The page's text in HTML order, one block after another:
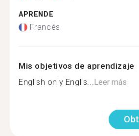
APRENDE
Francés
Mis objetivos de aprendizaje
English only Englis...Leer más